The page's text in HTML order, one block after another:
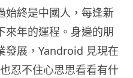
始終是中國人，每逢新
來年的運程。身邊的朋
發展，Yandroid 見現在
忍不住心思思看看有什